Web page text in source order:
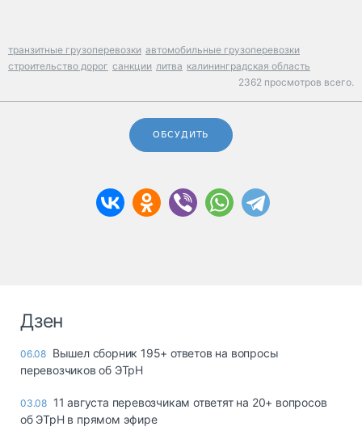
транзитные грузоперевозки автомобильные грузоперевозки
строительство дорог санкции литва калининградская область
2362 просмотров всего.
ОБСУДИТЬ
Дзен
06.08 Вышел сборник 195+ ответов на вопросы
перевозчиков об ЭТрН
03.08 11 августа перевозчикам ответят на 20+ вопросов
об ЭТрН в прямом эфире